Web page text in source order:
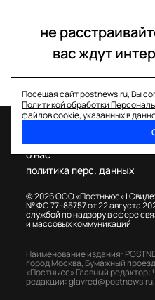
не
вас ждут
Посещая сайт postnews.ru, Вы
Политикой обработки
файлов cookie, указанных в
© 2026 ООО «Постньюс» |
№ ФС 77–85757 от 22 августа
службой по надзору в сфере
и массовых коммуникаций
о нас
политика перс. данных
Наименование издания:
город Москва, Бумажный
«Постньюс» Главный редактор:
редакции:glavred@postnews.ru,